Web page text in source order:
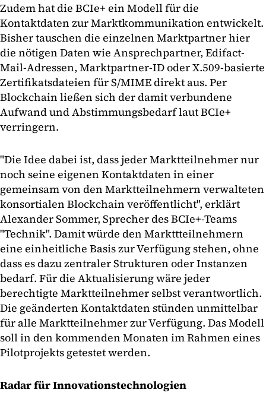
Zudem hat die BCIe+ ein Modell für die
Kontaktdaten zur Marktkommunikation entwickelt.
Bisher tauschen die einzelnen Marktpartner hier
die nötigen Daten wie Ansprechpartner, Edifact-
Mail-Adressen, Marktpartner-ID oder X.509-basierte
Zertifikatsdateien für S/MIME direkt aus. Per
Blockchain ließen sich der damit verbundene
Aufwand und Abstimmungsbedarf laut BCIe+
verringern.
"Die Idee dabei ist, dass jeder Marktteilnehmer nur
noch seine eigenen Kontaktdaten in einer
gemeinsam von den Marktteilnehmern verwalteten
konsortialen Blockchain veröffentlicht", erklärt
Alexander Sommer, Sprecher des BCIe+-Teams
"Technik". Damit würde den Markttteilnehmern
eine einheitliche Basis zur Verfügung stehen, ohne
dass es dazu zentraler Strukturen oder Instanzen
bedarf. Für die Aktualisierung wäre jeder
berechtigte Marktteilnehmer selbst verantwortlich.
Die geänderten Kontaktdaten stünden unmittelbar
für alle Marktteilnehmer zur Verfügung. Das Modell
soll in den kommenden Monaten im Rahmen eines
Pilotprojekts getestet werden.
Radar für Innovationstechnologien